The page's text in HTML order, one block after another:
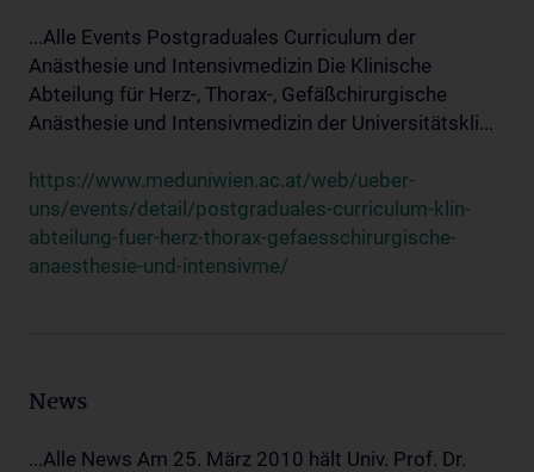
...Alle Events Postgraduales Curriculum der
Anästhesie und Intensivmedizin Die Klinische
Abteilung für Herz-, Thorax-, Gefäßchirurgische
Anästhesie und Intensivmedizin der Universitätskli...
https://www.meduniwien.ac.at/web/ueber-
uns/events/detail/postgraduales-curriculum-klin-
abteilung-fuer-herz-thorax-gefaesschirurgische-
anaesthesie-und-intensivme/
News
...Alle News Am 25. März 2010 hält Univ. Prof. Dr.